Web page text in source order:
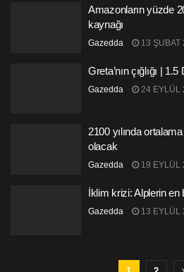
Amazonların yüzde
kaynağı
Gazedda 13 ŞUBAT
Greta’nın çığlığı |
Gazedda 24 EYLÜL
2100 yılında
olacak
Gazedda 19 EYLÜL
İklim krizi: Alplerin
Gazedda 13 EYLÜL